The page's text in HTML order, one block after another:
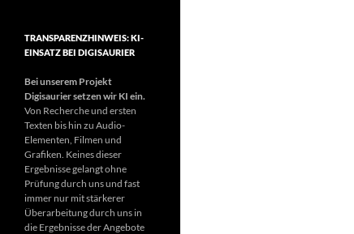
TRANSPARENZHINWEIS: KI-
EINSATZ BEI DIGISAURIER
Bei unserem Projekt
Digisaurier setzen wir KI ein.
Von Recherche und ersten
Texten bis hin zu Audio-
Elementen, Filmen und
Grafiken. Keines dieser
Ergebnisse gelangt ohne
Prüfung durch uns und fast
immer nur mit stärkerer
Überarbeitung durch uns in
die Ergebnisse der Angebote